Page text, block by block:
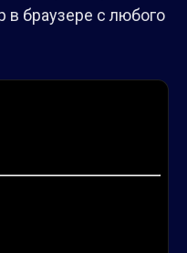
в браузере с любого